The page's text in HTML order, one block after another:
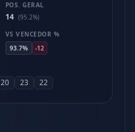
POS. GERAL
14 (95.2%)
VS VENCEDOR %
93.7%
-12
20 23 22